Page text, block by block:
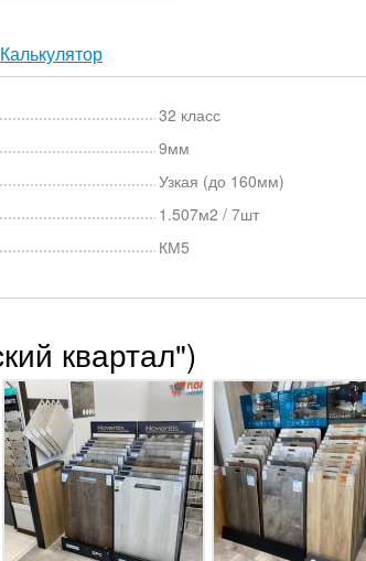
Калькулятор
32 класс
9мм
Узкая (до 160мм)
1.507м2 / 7шт
КМ5
квартал")